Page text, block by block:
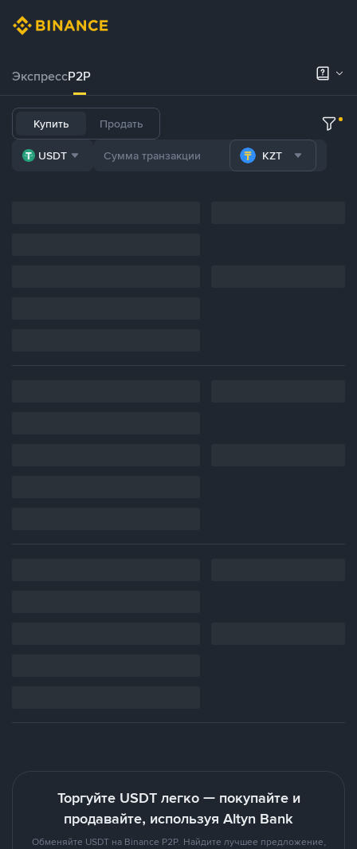
ЭкспрессP2P
Купить Продать
USDT KZT
Торгуйте USDT легко — покупайте и
продавайте, используя Altyn Bank
Обменяйте USDT на Binance P2P. Найдите лучшее предложение,